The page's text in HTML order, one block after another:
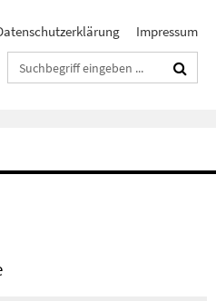
Impressum
Suchbegriffe